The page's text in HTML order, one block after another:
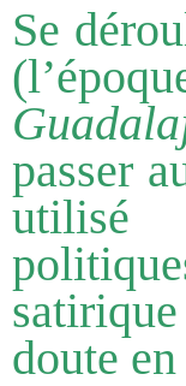
Se
passer
utilisé
doute